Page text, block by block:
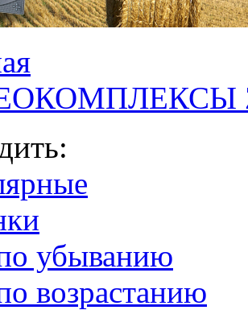
убыванию
возрастанию